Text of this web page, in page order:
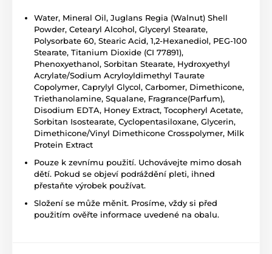
Water, Mineral Oil, Juglans Regia (Walnut) Shell
Powder, Cetearyl Alcohol, Glyceryl Stearate,
Polysorbate 60, Stearic Acid, 1,2-Hexanediol, PEG-100
Stearate, Titanium Dioxide (CI 77891),
Phenoxyethanol, Sorbitan Stearate, Hydroxyethyl
Acrylate/Sodium Acryloyldimethyl Taurate
Copolymer, Caprylyl Glycol, Carbomer, Dimethicone,
Triethanolamine, Squalane, Fragrance(Parfum),
Disodium EDTA, Honey Extract, Tocopheryl Acetate,
Sorbitan Isostearate, Cyclopentasiloxane, Glycerin,
Dimethicone/Vinyl Dimethicone Crosspolymer, Milk
Protein Extract
Pouze k zevnímu použití. Uchovávejte mimo dosah
dětí. Pokud se objeví podráždění pleti, ihned
přestaňte výrobek používat.
Složení se může měnit. Prosíme, vždy si před
použitím ověřte informace uvedené na obalu.